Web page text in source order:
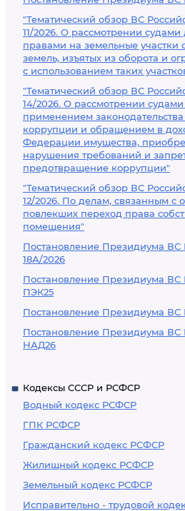
"Тематический обзор ВС
11/2026. О рассмотрении судами
правами на земельные участки
земель, изъятых из оборота и
с использованием таких
"Тематический обзор ВС
14/2026. О рассмотрении
применением
коррупции и обращением в
Федерации имущества,
нарушения требований и
предотвращение коррупции"
"Тематический обзор ВС
12/2026. По делам, связанным с
повлекших переход права
помещения"
Постановление Президиума ВС
18А/2026
Постановление Президиума ВС
ПЭК25
Постановление Президиума ВС
Постановление Президиума ВС
НАД26
Кодексы СССР и РСФСР
Водный кодекс РСФСР
ГПК РСФСР
Гражданский кодекс РСФСР
Жилищный кодекс РСФСР
Земельный кодекс РСФСР
Исправительно - трудовой